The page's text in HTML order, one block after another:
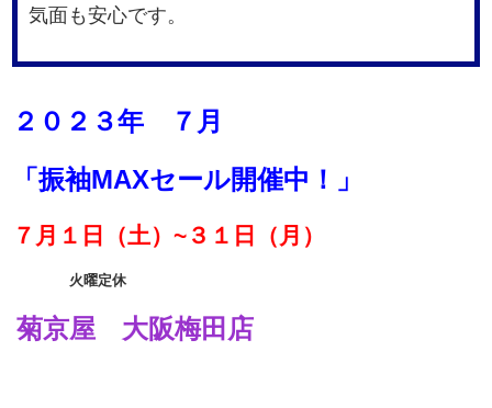
気面も安心です。
２０２３年 ７月
「振袖MAXセール開催中！」
７月１日（土）~３１日（月）
火曜定休
菊京屋 大阪梅田店